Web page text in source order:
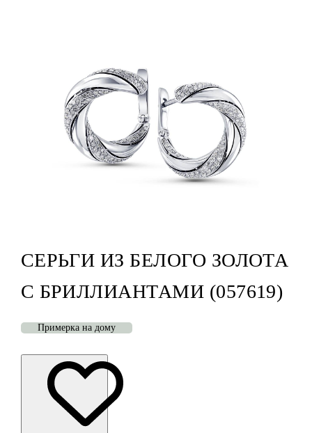
СЕРЬГИ ИЗ БЕЛОГО ЗОЛОТА
С БРИЛЛИАНТАМИ (057619)
Примерка на дому